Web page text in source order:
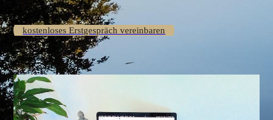
kostenloses Erstgespräch vereinbaren